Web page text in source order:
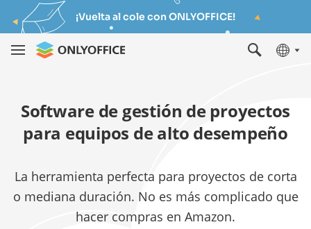
¡Vuelta al cole con ONLYOFFICE!
Software de gestión de proyectos
para equipos de alto desempeño
La herramienta perfecta para proyectos de corta
o mediana duración. No es más complicado que
hacer compras en Amazon.